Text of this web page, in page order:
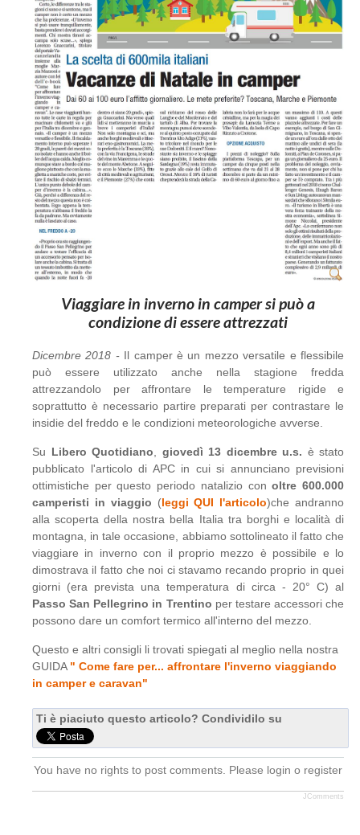
Viaggiare in inverno in camper si può a
condizione di essere attrezzati
Dicembre 2018 -Il camper è un mezzo versatile e flessibile
può essere utilizzato anche nella stagione fredda
attrezzandolo per affrontare le temperature rigide e
soprattutto è necessario partire preparati per contrastare le
insidie del freddo e le condizioni meteorologiche avverse.
Su Libero Quotidiano giovedì 13 dicembre u.s. è stato
pubblicato l'articolo di APC in cui si annunciano previsioni
ottimistiche per questo periodo natalizio conoltre 600.000
camperisti in viaggio (leggi QUI l'articolo)che andranno
alla scoperta della nostra bella Italia tra borghi e località di
montagna, in tale occasione, abbiamo sottolineato il fatto che
viaggiare in inverno con il proprio mezzo è possibile e lo
dimostrava il fatto che noi ci stavamo recando proprio in quei
giorni (era prevista una temperatura di circa - 20° C) al
Passo San Pellegrino in Trentino per testare accessori che
possono dare un comfort termico all'interno del mezzo.
Questo e altri consigli li trovati spiegati al meglio nella nostra
GUIDA " Come fare per... affrontare l'inverno viaggiando
in camper e caravan"
Ti è piaciuto questo articolo? Condividilo su
You have no rights to post comments. Please login o register
JComments